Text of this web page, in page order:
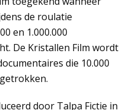
de roulatie
en 1.000.000
De Kristallen Film wordt
die 10.000
door Talpa Fictie in